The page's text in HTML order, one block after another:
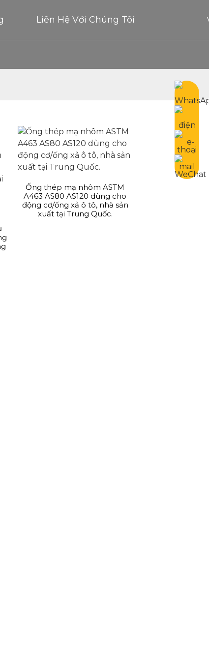
Liên Hệ Với Chúng Tôi
Ống thép mạ nhôm ASTM
A463 AS80 AS120 dùng cho
động cơ/ống xả ô tô, nhà sản
xuất tại Trung Quốc.